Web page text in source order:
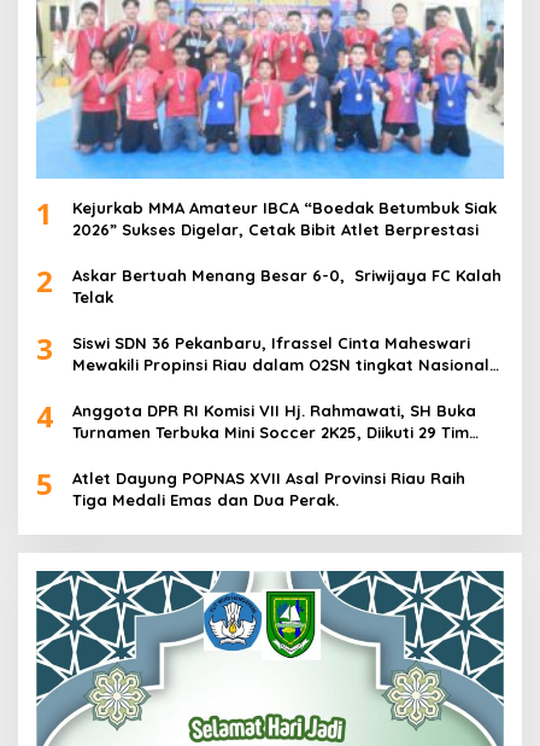
1
Kejurkab MMA Amateur IBCA “Boedak Betumbuk Siak
2026” Sukses Digelar, Cetak Bibit Atlet Berprestasi
2
Askar Bertuah Menang Besar 6-0, Sriwijaya FC Kalah
Telak
3
Siswi SDN 36 Pekanbaru, Ifrassel Cinta Maheswari
Mewakili Propinsi Riau dalam O2SN tingkat Nasional
4
Anggota DPR RI Komisi VII Hj. Rahmawati, SH Buka
Turnamen Terbuka Mini Soccer 2K25, Diikuti 29 Tim
5
Atlet Dayung POPNAS XVII Asal Provinsi Riau Raih
Tiga Medali Emas dan Dua Perak.